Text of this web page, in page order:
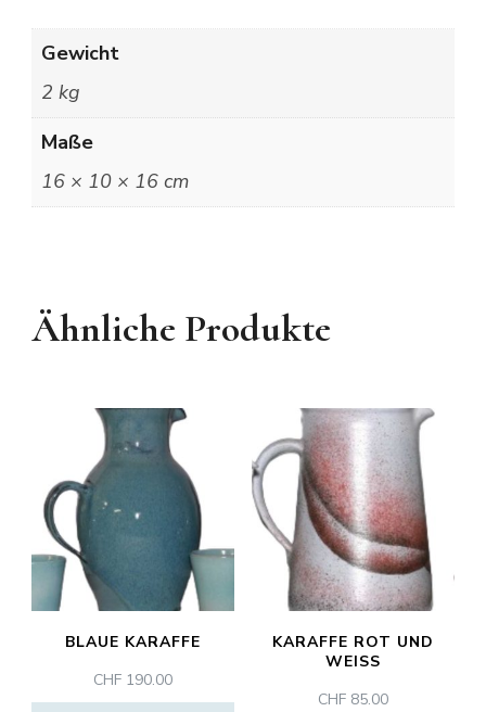
Gewicht
2 kg
Maße
16 × 10 × 16 cm
Ähnliche Produkte
BLAUE KARAFFE
CHF 190.00
KARAFFE ROT UND
WEISS
CHF85.00